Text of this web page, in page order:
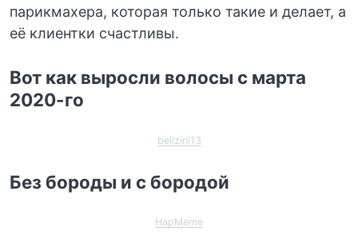
парикмахера, которая только такие и делает, а
её клиентки счастливы.
Вот как выросли волосы с марта
2020-го
bellzini13
Без бороды и с бородой
HapMeme